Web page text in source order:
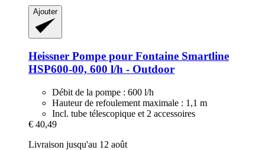
Ajouter
Heissner Pompe pour Fontaine Smartline
HSP600-​00, 600 l/h -​ Outdoor
Débit de la pompe : 600 l/h
Hauteur de refoulement maximale : 1,1 m
Incl. tube télescopique et 2 accessoires
€ 40,49
Livraison jusqu'au 12 août